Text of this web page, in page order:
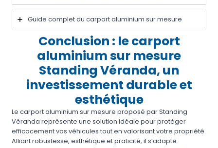
Guide complet du carport aluminium sur mesure
Conclusion : le carport
aluminium sur mesure
Standing Véranda, un
investissement durable et
esthétique
Le carport aluminium sur mesure proposé par Standing
Véranda représente une solution idéale pour protéger
efficacement vos véhicules tout en valorisant votre propriété.
Alliant robustesse, esthétique et praticité, il s’adapte